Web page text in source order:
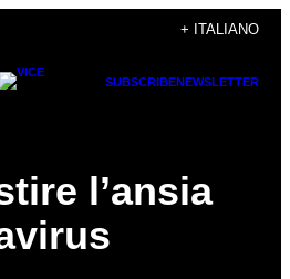
+ ITALIANO
SUBSCRIBENEWSLETTER
l’ansia